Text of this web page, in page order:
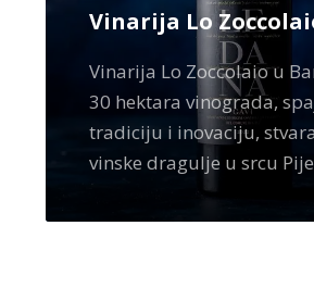
Vinarija Lo
Vinarija Lo Zoccolaio u
30 hektara vinograda,
tradiciju i inovaciju,
vinske dragulje u srcu